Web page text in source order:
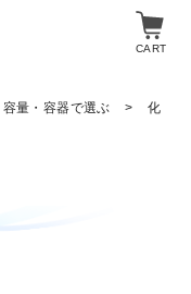
CART
容量・容器で選ぶ
化